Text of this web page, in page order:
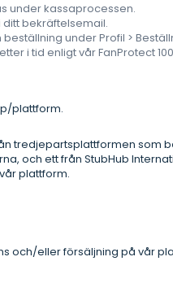
under kassaprocessen.
ditt bekräftelsemail.
under Profil >
i tid enligt vår FanProtect
plattform.
tredjepartsplattformen som
och ett från StubHub
plattform.
och/eller försäljning på vår